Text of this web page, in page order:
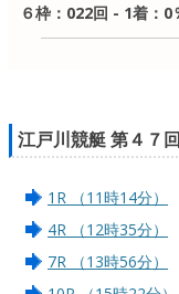
６枠：022回 - 1着：
江戸川競艇 第４７
1R （11時14分）
4R （12時35分）
7R （13時56分）